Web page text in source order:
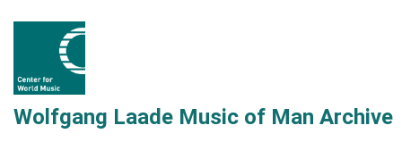
Wolfgang Laade Music of Man Archive